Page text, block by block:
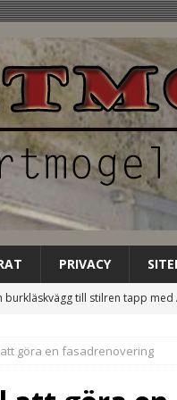
PRIVACY
burkläskvägg till stilren tapp med
bli gästens förstahandsval
göra en fasadrenovering